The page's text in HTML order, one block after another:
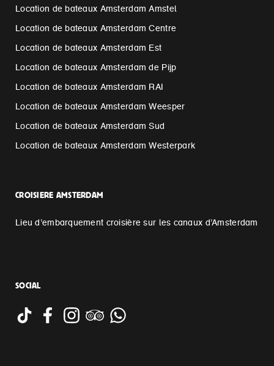
Location de bateaux Amsterdam Amstel
Location de bateaux Amsterdam Centre
Location de bateaux Amsterdam Est
Location de bateaux Amsterdam de Pijp
Location de bateaux Amsterdam RAI
Location de bateaux Amsterdam Weesper
Location de bateaux Amsterdam Sud
Location de bateaux Amsterdam Westerpark
CROISIERE AMSTERDAM
Lieu d’embarquement croisière sur les canaux d’Amsterdam
SOCIAL